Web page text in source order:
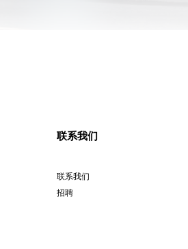
联系我们
联系我们
招聘